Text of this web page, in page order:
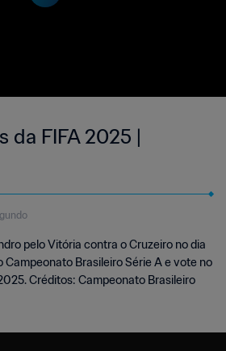
da FIFA 2025 |
pelo Vitória contra o Cruzeiro no dia
Campeonato Brasileiro Série A e vote no
Créditos: Campeonato Brasileiro